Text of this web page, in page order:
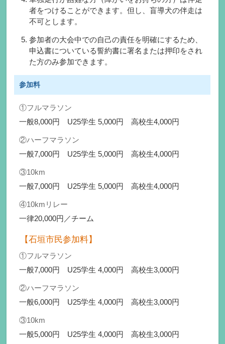
者をつけることができます。但し、盲導犬の伴走は
不可とします。
参加者の大会中での自己の責任を明確にするため、
申込書についている誓約書に署名または押印をされ
た方のみ参加できます。
参加料
①フルマラソン
一般8,000円 U25学生 5,000円 高校生4,000円
②ハーフマラソン
一般7,000円 U25学生 5,000円 高校生4,000円
③10km
一般7,000円 U25学生 5,000円 高校生4,000円
④10kmリレー
一律20,000円／チーム
【石垣市民参加料】
①フルマラソン
一般7,000円 U25学生 4,000円 高校生3,000円
②ハーフマラソン
一般6,000円 U25学生 4,000円 高校生3,000円
③10km
一般5,000円 U25学生 4,000円 高校生3,000円